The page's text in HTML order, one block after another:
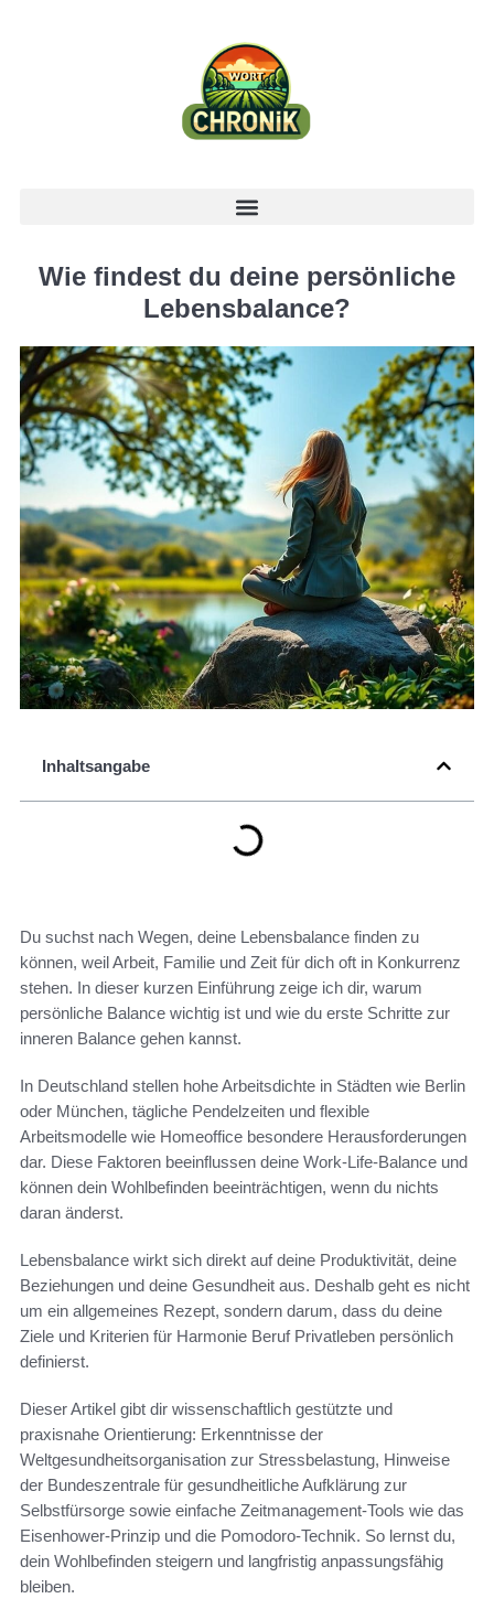
Wie findest du deine persönliche
Lebensbalance?
Inhaltsangabe
Du suchst nach Wegen, deine Lebensbalance finden zu
können, weil Arbeit, Familie und Zeit für dich oft in Konkurrenz
stehen. In dieser kurzen Einführung zeige ich dir, warum
persönliche Balance wichtig ist und wie du erste Schritte zur
inneren Balance gehen kannst.
In Deutschland stellen hohe Arbeitsdichte in Städten wie Berlin
oder München, tägliche Pendelzeiten und flexible
Arbeitsmodelle wie Homeoffice besondere Herausforderungen
dar. Diese Faktoren beeinflussen deine Work-Life-Balance und
können dein Wohlbefinden beeinträchtigen, wenn du nichts
daran änderst.
Lebensbalance wirkt sich direkt auf deine Produktivität, deine
Beziehungen und deine Gesundheit aus. Deshalb geht es nicht
um ein allgemeines Rezept, sondern darum, dass du deine
Ziele und Kriterien für Harmonie Beruf Privatleben persönlich
definierst.
Dieser Artikel gibt dir wissenschaftlich gestützte und
praxisnahe Orientierung: Erkenntnisse der
Weltgesundheitsorganisation zur Stressbelastung, Hinweise
der Bundeszentrale für gesundheitliche Aufklärung zur
Selbstfürsorge sowie einfache Zeitmanagement-Tools wie das
Eisenhower-Prinzip und die Pomodoro-Technik. So lernst du,
dein Wohlbefinden steigern und langfristig anpassungsfähig
bleiben.